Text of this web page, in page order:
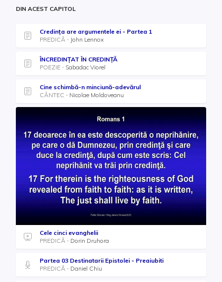
DIN ACEST CAPITOL
Credința are argumentele ei - Partea 1
PREDICĂ
John Lennox
ÎNCREDINȚAT ÎN CREDINȚĂ
POEZIE
Sabadac Viorel
Cine schimbă-n minciună-adevărul
CÂNTEC
Nicolae Moldoveanu
Cele cinci evanghelii
PREDICĂ
Dorin Druhora
Partea 03 Destinatarii Epistolei - Preaiubiti
PREDICĂ
Daniel Chiu